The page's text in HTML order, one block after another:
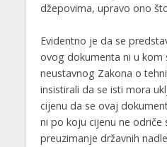
džepovima, upravo ono
Evidentno je da se
ovog dokumenta ni u kom
neustavnog Zakona o
insistirali da se isti mora
cijenu da se ovaj
ni po koju cijenu ne odriče
preuzimanje državnih